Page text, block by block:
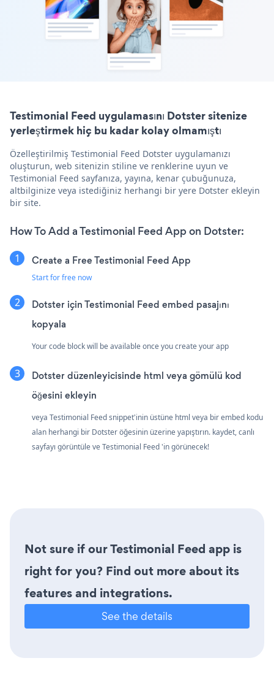
Testimonial Feed uygulamasını Dotster sitenize
yerleştirmek hiç bu kadar kolay olmamıştı
Özelleştirilmiş Testimonial Feed Dotster uygulamanızı
oluşturun, web sitenizin stiline ve renklerine uyun ve
Testimonial Feed sayfanıza, yayına, kenar çubuğunuza,
altbilginize veya istediğiniz herhangi bir yere Dotster ekleyin
bir site.
How To Add a Testimonial Feed App on Dotster:
Create a Free Testimonial Feed App
Start for free now
Dotster için Testimonial Feed embed pasajını
kopyala
Your code block will be available once you create your app
Dotster düzenleyicisinde html veya gömülü kod
öğesini ekleyin
veya Testimonial Feed snippet'inin üstüne html veya bir embed kodu
alan herhangi bir Dotster öğesinin üzerine yapıştırın. kaydet, canlı
sayfayı görüntüle ve Testimonial Feed 'in görünecek!
Not sure if our Testimonial Feed app is
right for you? Find out more about its
features and integrations.
See the details